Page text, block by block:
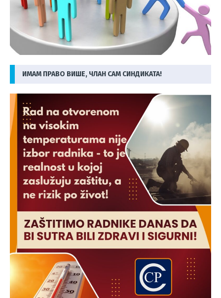
ИМАМ ПРАВО ВИШЕ, ЧЛАН САМ СИНДИКАТА!